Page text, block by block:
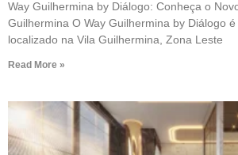
Way Guilhermina by Diálogo: Conheça o
Guilhermina O Way Guilhermina by Diálogo
localizado na Vila Guilhermina, Zona Leste
Read More »